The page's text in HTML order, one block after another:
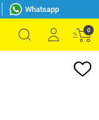
Whatsapp
0